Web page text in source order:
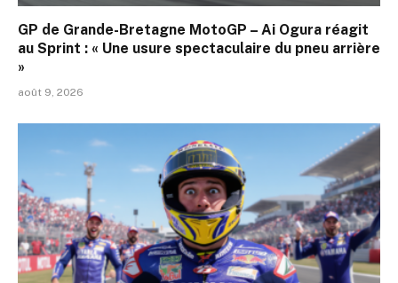
GP de Grande-Bretagne MotoGP – Ai Ogura réagit
au Sprint : « Une usure spectaculaire du pneu arrière
»
août 9, 2026